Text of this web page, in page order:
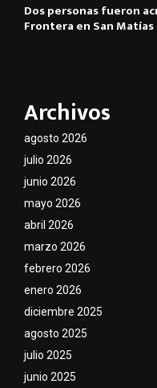
Dos personas fueron
Frontera en San Matías
Archivos
agosto 2026
julio 2026
junio 2026
mayo 2026
abril 2026
marzo 2026
febrero 2026
enero 2026
diciembre 2025
agosto 2025
julio 2025
junio 2025